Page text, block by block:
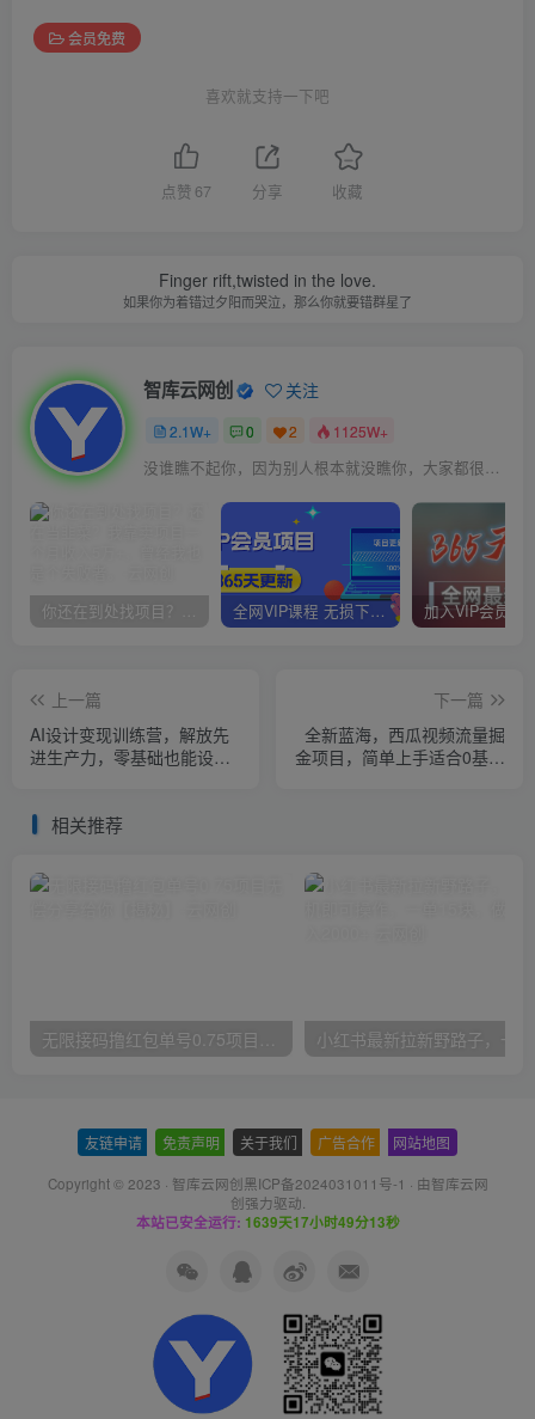
会员免费
喜欢就支持一下吧
点赞 67 分享 收藏
Finger rift,twisted in the love.
如果你为着错过夕阳而哭泣，那么你就要错群星了
智库云网创 关注
2.1W+ 0 2 1125W+
没谁瞧不起你，因为别人根本就没瞧你，大家都很忙的
你还在到处找项目？还在当韭菜？我靠卖项目一个月收入5万+，曾经我也是个失败者。 全网VIP课程 无损下载~
上一篇
AI设计变现训练营，解放先
进生产力，零基础也能设计
下一篇
全新蓝海，西瓜视频流量掘
金项目，简单上手适合0基础
相关推荐
无限接码撸红包单号0.75项目无偿分享给你【揭秘】
友链申请 免责声明 关于我们 广告合作 网站地图
Copyright © 2023 · 智库云网创黑ICP备2024031011号-1 · 由智库云网
创强力驱动.
本站已安全运行: 1639天17小时49分14秒